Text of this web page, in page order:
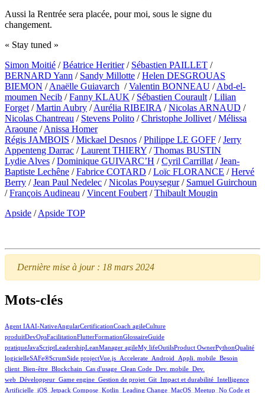
Aussi la Rentrée sera placée, pour moi, sous le signe du
changement.
« Stay tuned »
Simon Moitié /Béatrice Heritier/ Sébastien PAILLET /
BERNARD Yann / Sandy Millotte /Helen DESGROUAS
BIEMON /Anaëlle Guiavarch /Valentin BONNEAU /Abd-el-
moumen Necib /Fanny KLAUK / Sébastien Courault/Lilian
Forget/Martin Aubry /Aurélia RIBEIRA/Nicolas ARNAUD /
Nicolas Chantreau / Stevens Polito /Christophe Jollivet/Mélissa
Araoune /Anissa Homer
Régis JAMBOIS /Mickael Desnos /Philippe LE GOFF /Jerry
Appenteng Darrac /Laurent THIERY /Thomas BUSTIN
Lydie Alves /Dominique GUIVARC’H /Cyril Carrillat/Jean-
Baptiste Lechêne /Fabrice COTARD /Loïc FLORANCE /Hervé
Berry /Jean Paul Nedelec /Nicolas Pouysegur/ Samuel Guirchoun
/François Audineau /Vincent Foubert/Thibault Mougin
Apside /Apside TOP
Dernière mise à jour : 18 mars 2024
Mots-clés
Agent IAAI-NativeAngularCertificationCoach agileCulture
produitDevOpsFacilitationFlutterFormationGlossaireGuide
pratiqueJavaScriptLeadershipLeanManager agileMy lifeOutilsProduct OwnerPythonQualité
logicielleSAFe®ScrumSide projectVue.js _Accelerate _Android _Appli. mobile _Besoin
client _Bien-être _Blockchain _Cas d'usage _Clean Code _Dev. mobile _Dev.
web _Développeur _Game engine _Gestion de projet _Git _Impact et durabilité _Intelligence
Artificielle _iOS _Jetpack Compose _Kotlin _Leading Change _MacOS _Meetup _No Code et